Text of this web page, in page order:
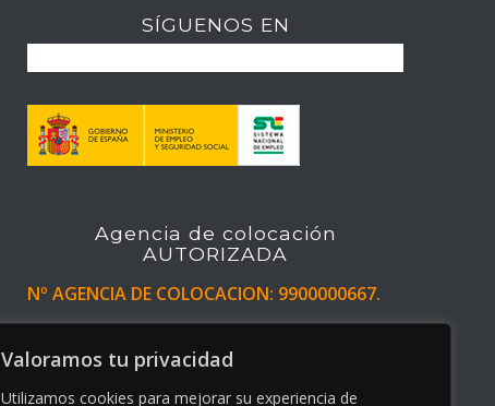
Valoramos tu privacidad
Utilizamos cookies para mejorar su experiencia de
SÍGUENOS EN
Agencia de colocación
AUTORIZADA
Nº AGENCIA DE COLOCACION: 9900000667.